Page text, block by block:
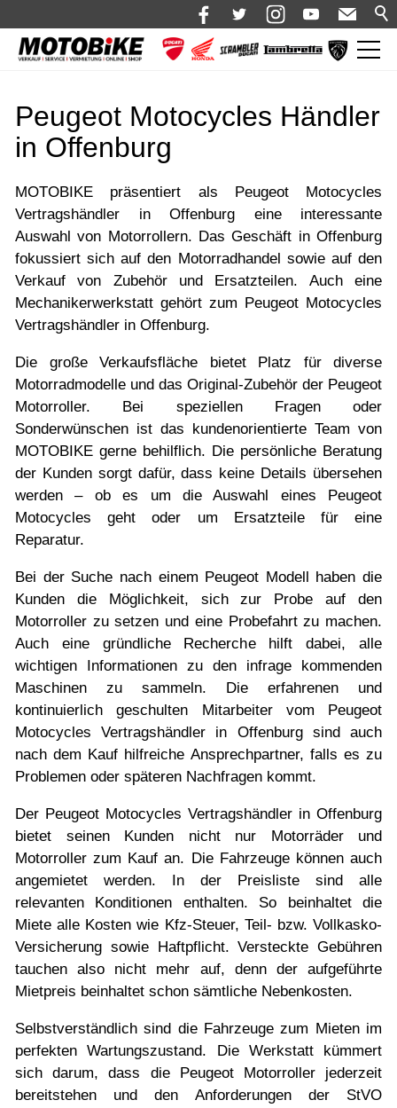
Shop 🛒
Bikes
Motorrad mieten
Bekleidung
Service
Über uns
Blog
Karriere bei Motobike.de
Probefahrt vereinbaren
Inhaltsverzeichnis
Impressum
Datenschutz
Gebrauchtwagen-Verkaufsbedingungen
Über uns
Anfahrt & Routenplaner
Peugeot Motocycles Händler
in Offenburg
MOTOBIKE präsentiert als Peugeot Motocycles
Vertragshändler in Offenburg eine interessante
Auswahl von Motorrollern. Das Geschäft in Offenburg
fokussiert sich auf den Motorradhandel sowie auf den
Verkauf von Zubehör und Ersatzteilen. Auch eine
Mechanikerwerkstatt gehört zum Peugeot Motocycles
Vertragshändler in Offenburg.
Die große Verkaufsfläche bietet Platz für diverse
Motorradmodelle und das Original-Zubehör der Peugeot
Motorroller. Bei speziellen Fragen oder
Sonderwünschen ist das kundenorientierte Team von
MOTOBIKE gerne behilflich. Die persönliche Beratung
der Kunden sorgt dafür, dass keine Details übersehen
werden – ob es um die Auswahl eines Peugeot
Motocycles geht oder um Ersatzteile für eine
Reparatur.
Bei der Suche nach einem Peugeot Modell haben die
Kunden die Möglichkeit, sich zur Probe auf den
Motorroller zu setzen und eine Probefahrt zu machen.
Auch eine gründliche Recherche hilft dabei, alle
wichtigen Informationen zu den infrage kommenden
Maschinen zu sammeln. Die erfahrenen und
kontinuierlich geschulten Mitarbeiter vom Peugeot
Motocycles Vertragshändler in Offenburg sind auch
nach dem Kauf hilfreiche Ansprechpartner, falls es zu
Problemen oder späteren Nachfragen kommt.
Der Peugeot Motocycles Vertragshändler in Offenburg
bietet seinen Kunden nicht nur Motorräder und
Motorroller zum Kauf an. Die Fahrzeuge können auch
angemietet werden. In der Preisliste sind alle
relevanten Konditionen enthalten. So beinhaltet die
Miete alle Kosten wie Kfz-Steuer, Teil- bzw. Vollkasko-
Versicherung sowie Haftpflicht. Versteckte Gebühren
tauchen also nicht mehr auf, denn der aufgeführte
Mietpreis beinhaltet schon sämtliche Nebenkosten.
Selbstverständlich sind die Fahrzeuge zum Mieten im
perfekten Wartungszustand. Die Werkstatt kümmert
sich darum, dass die Peugeot Motorroller jederzeit
bereitstehen und den Anforderungen der StVO